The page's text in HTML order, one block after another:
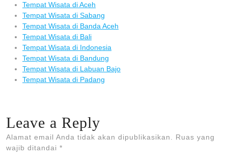
Tempat Wisata di Aceh
Tempat Wisata di Sabang
Tempat Wisata di Banda Aceh
Tempat Wisata di Bali
Tempat Wisata di Indonesia
Tempat Wisata di Bandung
Tempat Wisata di Labuan Bajo
Tempat Wisata di Padang
Leave a Reply
Alamat email Anda tidak akan dipublikasikan.
Ruas yang
wajib ditandai *